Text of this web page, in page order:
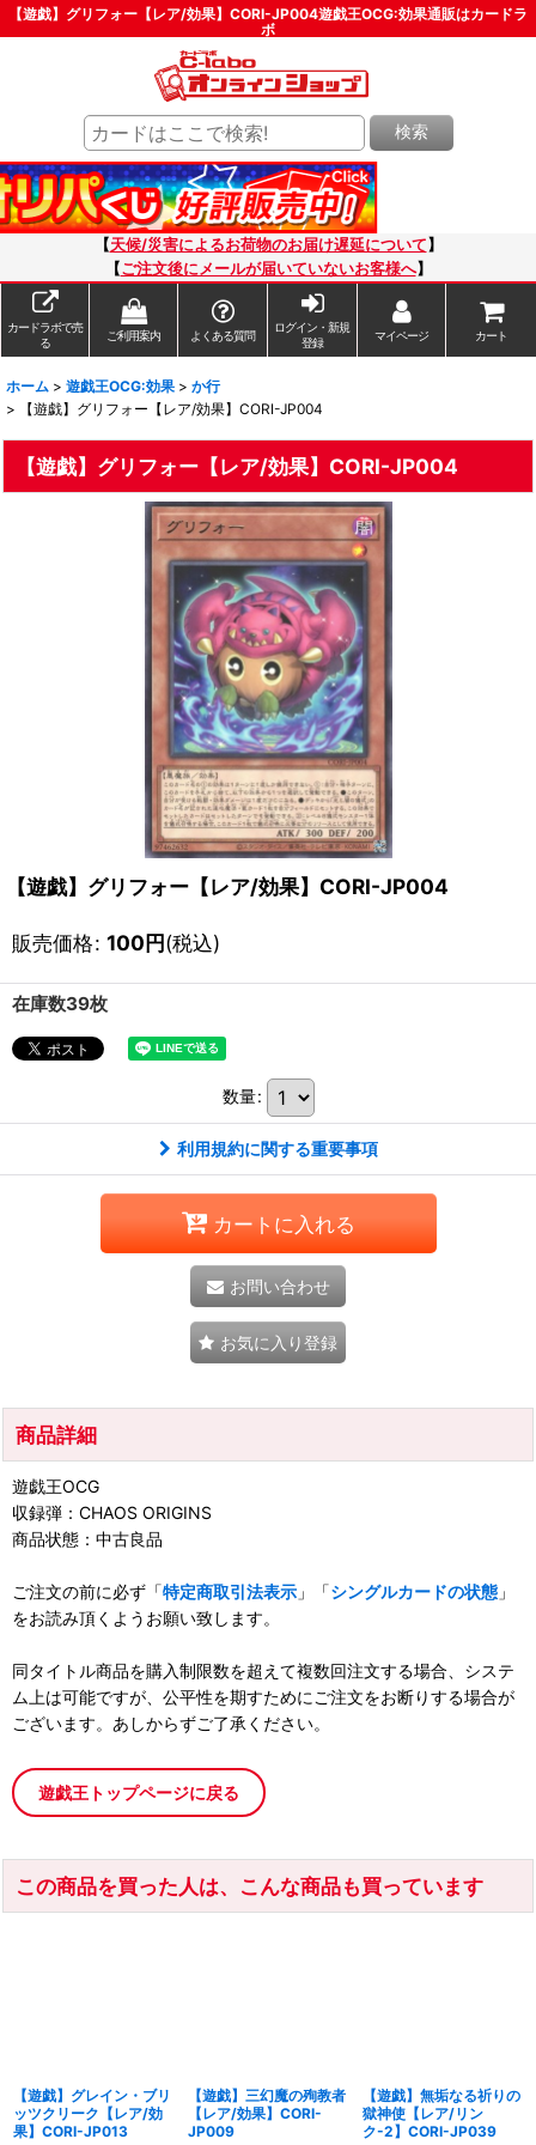
【遊戯】グリフォー【レア/効果】CORI-JP004遊戯王OCG:効果通販はカードラ
ボ
検索
【天候/災害によるお荷物のお届け遅延について 】
【ご注文後にメールが届いていないお客様へ】
カードラボで売
る
ご利用案内 よくある質問
ログイン・新規
登録
マイページ カート
ホーム > 遊戯王OCG:効果 > か行
>
【遊戯】グリフォー【レア/効果】CORI-JP004
【遊戯】グリフォー【レア/効果】CORI-JP004
【遊戯】グリフォー【レア/効果】CORI-JP004
販売価格: 100円(税込)
在庫数39枚
数量:
利用規約に関する重要事項
カートに入れる
お問い合わせ
お気に入り登録
商品詳細
遊戯王OCG
収録弾：CHAOS ORIGINS
商品状態：中古良品
ご注文の前に必ず「特定商取引法表示 」「シングルカードの状態 」
をお読み頂くようお願い致します。
同タイトル商品を購入制限数を超えて複数回注文する場合、システ
ム上は可能ですが、公平性を期すためにご注文をお断りする場合が
ございます。あしからずご了承ください。
遊戯王トップページに戻る
この商品を買った人は、こんな商品も買っています
【遊戯】グレイン・ブリ
ッツクリーク【レア/効
果】CORI-JP013
【遊戯】三幻魔の殉教者
【レア/効果】CORI-
JP009
【遊戯】無垢なる祈りの
獄神使【レア/リン
ク-2】CORI-JP039